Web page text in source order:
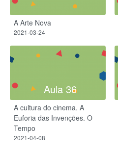
A Arte Nova
2021-03-24
Aula 36
A cultura do cinema. A
Euforia das Invenções. O
Tempo
2021-04-08